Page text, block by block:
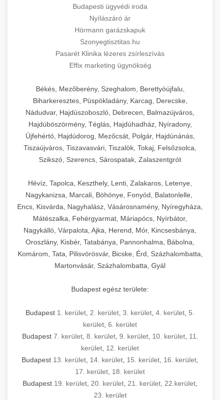
Budapesti ügyvédi iroda
Nyílászáró ár
Hörmann garázskapuk
Szonyegtisztitas.hu
Pasarét Klinika lézeres zsírleszívás
Effix marketing ügynökség
Békés, Mezőberény, Szeghalom, Berettyóújfalu,
Biharkeresztes, Püspökladány, Karcag, Derecske,
Nádudvar, Hajdúszoboszló, Debrecen, Balmazújváros,
Hajdúböszörmény, Téglás, Hajdúhadház, Nyíradony,
Újfehértó, Hajdúdorog, Mezőcsát, Polgár, Hajdúnánás,
Tiszaújváros, Tiszavasvári, Tiszalök, Tokaj, Felsőzsolca,
Szikszó, Szerencs, Sárospatak, Zalaszentgrót
Hévíz, Tapolca, Keszthely, Lenti, Zalakaros, Letenye,
Nagykanizsa, Marcali, Böhönye, Fonyód, Balatonlelle,
Encs, Kisvárda, Nagyhalász, Vásárosnamény, Nyíregyháza,
Mátészalka, Fehérgyarmat, Máriapócs, Nyírbátor,
Nagykálló, Várpalota, Ajka, Herend, Mór, Kincsesbánya,
Oroszlány, Kisbér, Tatabánya, Pannonhalma, Bábolna,
Komárom, Tata, Pilisvörösvár, Bicske, Érd, Százhalombatta,
Martonvásár, Százhalombatta, Gyál
Budapest egész területe:
Budapest 1. kerület 2. kerület 3. kerület 4. kerület 5.
kerület 6. kerület
Budapest 7. kerület, 8. kerület, 9. kerület, 10. kerület, 11.
kerület 12. kerület
Budapest 13. kerület 14. kerület 15. kerület 16. kerület
17. kerület 18. kerület
Budapest 19. kerület 20. kerület 21. kerület 22.kerület
23. kerület